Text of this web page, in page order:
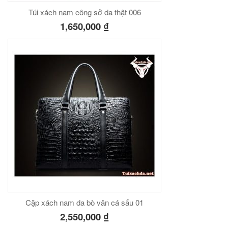
Túi xách nam công sở da thật 006
1,650,000 ₫
Cặp xách nam da bò vân cá sấu 01
2,550,000 ₫